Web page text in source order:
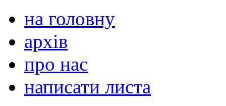
на головну
архів
про нас
написати листа